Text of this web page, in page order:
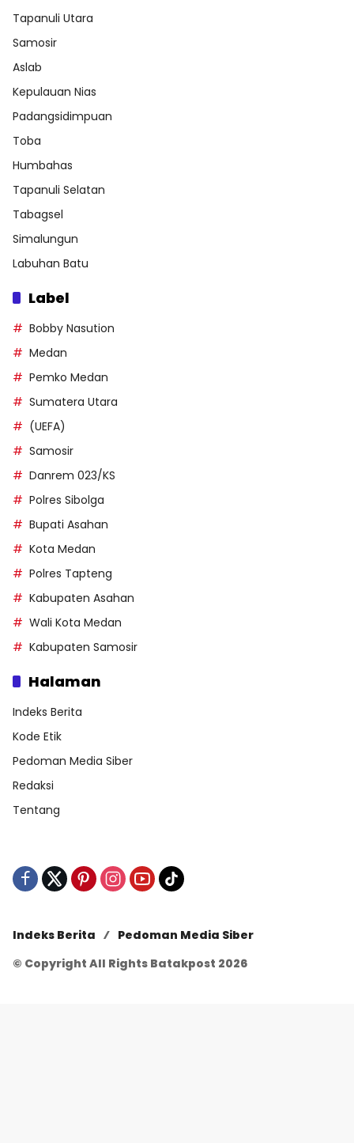
Tapanuli Utara
Samosir
Aslab
Kepulauan Nias
Padangsidimpuan
Toba
Humbahas
Tapanuli Selatan
Tabagsel
Simalungun
Labuhan Batu
Label
Bobby Nasution
Medan
Pemko Medan
Sumatera Utara
(UEFA)
Samosir
Danrem 023/KS
Polres Sibolga
Bupati Asahan
Kota Medan
Polres Tapteng
Kabupaten Asahan
Wali Kota Medan
Kabupaten Samosir
Halaman
Indeks Berita
Kode Etik
Pedoman Media Siber
Redaksi
Tentang
Indeks Berita
Pedoman Media Siber
© Copyright All Rights Batakpost 2026